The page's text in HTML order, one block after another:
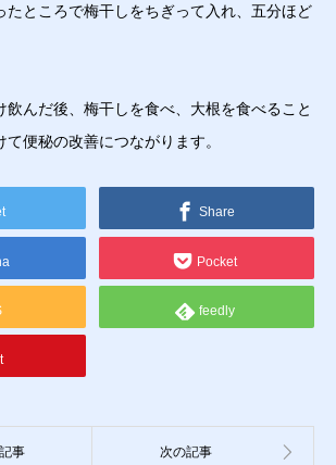
たところで梅干しをちぎって入れ、五分ほど
飲んだ後、梅干しを食べ、大根を食べること
便秘の改善につながります。
Share
Pocket
feedly